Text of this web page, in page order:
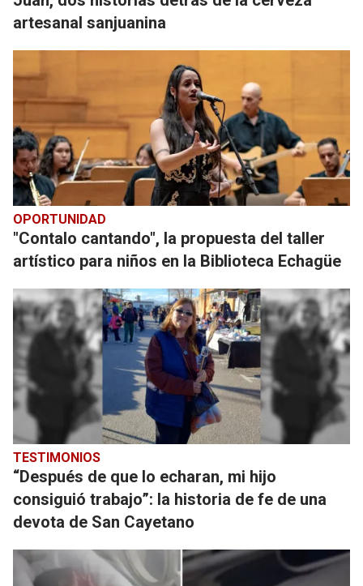
artesanal sanjuanina
OPORTUNIDAD
"Contalo cantando", la propuesta del taller
artístico para niños en la Biblioteca Echagüe
TESTIMONIOS
“Después de que lo echaran, mi hijo
consiguió trabajo”: la historia de fe de una
devota de San Cayetano